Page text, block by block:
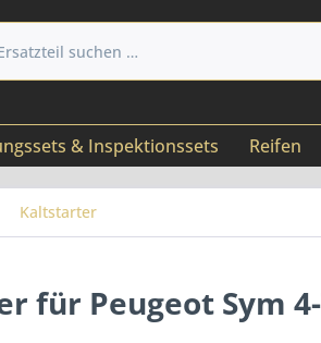
& Inspektionssets Reifen
Kaltstarter
für Peugeot Sym